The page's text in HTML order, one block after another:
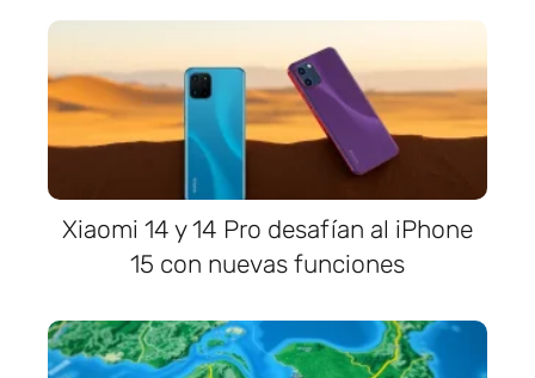
Xiaomi 14 y 14 Pro desafían al iPhone
15 con nuevas funciones